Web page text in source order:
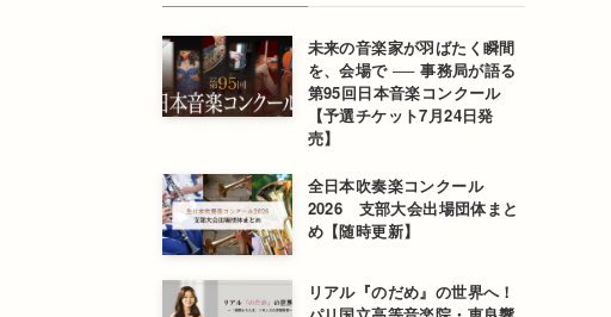
未来の音楽家が羽ばたく瞬間
を、会場で ── 事務局が語る
第95回日本音楽コンクール
【予選チケット7月24日発
売】
全日本吹奏楽コンクール
2026 支部大会出場団体まと
め【随時更新】
リアル『のだめ』の世界へ！